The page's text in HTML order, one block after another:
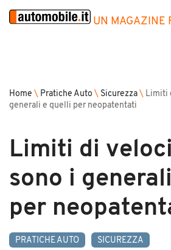
UN MAGAZINE
Home \ Pratiche Auto \ Sicurezza \ Limiti
generali e quelli per neopatentati
Limiti di
sono i
per
PRATICHE AUTO SICUREZZA